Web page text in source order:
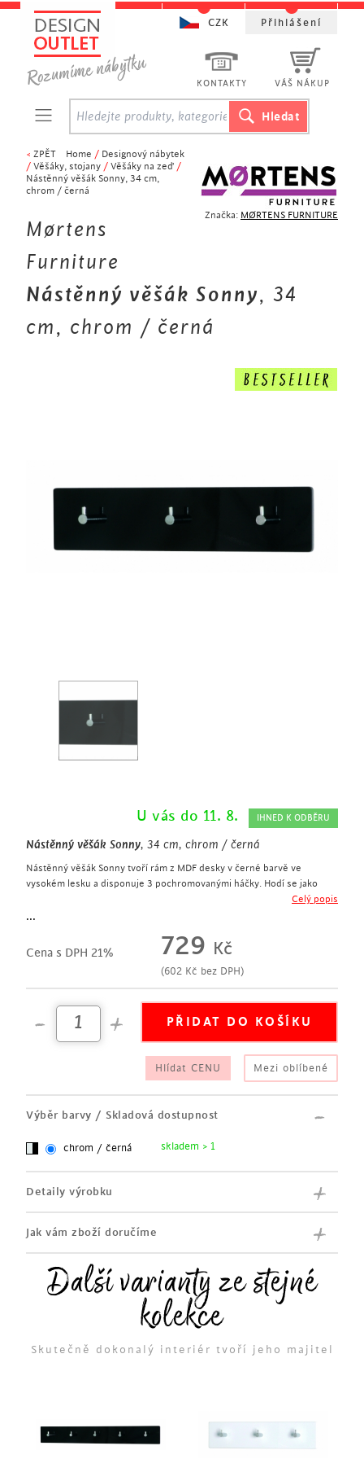
Značka: MØRTENS FURNITURE
< ZPĚT Home / Designový nábytek
/ Věšáky, stojany / Věšáky na zeď /
Nástěnný věšák Sonny, 34 cm,
chrom / černá
Mørtens
Furniture
Nástěnný věšák Sonny, 34
cm, chrom / černá
U vás do 11. 8. IHNED K ODBĚRU
Nástěnný věšák Sonny, 34 cm, chrom / černá
Nástěnný věšák Sonny tvoří rám z MDF desky v černé barvě ve
vysokém lesku a disponuje 3 pochromovanými háčky. Hodí se jako
rám z MDF desky v černé barvě ve vysokém lesku
3 pochromované háčky na kabáty
vhodný do předsíně, chodby
...
Celý popis
Cena s DPH 21% 729 Kč
(602 Kč bez DPH)
Hlídat CENU Mezi oblíbené
Výběr barvy / Skladová dostupnost
chrom / černá skladem > 1
Detaily výrobku
Jak vám zboží doručíme
Další varianty ze stejné
kolekce
Skutečně dokonalý interiér tvoří jeho majitel
KONTAKTY VÁŠ NÁKUP
CZK Přihlášení